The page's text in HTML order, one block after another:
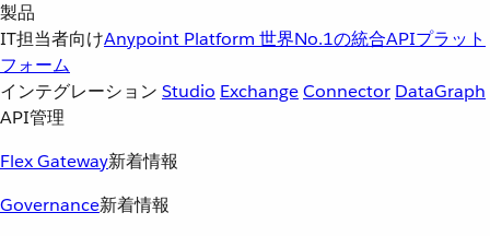
製品
IT担当者向けAnypoint Platform 世界No.1の統合APIプラット
フォーム
インテグレーション Studio ExchangeConnector DataGraph
API管理
Flex Gateway新着情報
Governance新着情報